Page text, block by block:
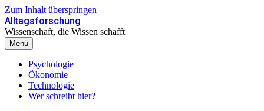
Zum Inhalt überspringen
Alltagsforschung
Wissenschaft, die Wissen schafft
Menü
Psychologie
Ökonomie
Technologie
Wer schreibt hier?